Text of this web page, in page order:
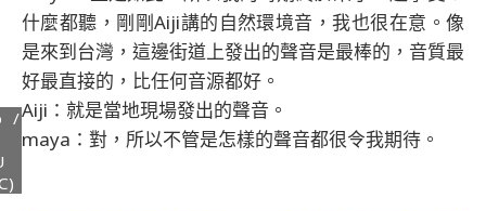
什麼都聽，剛剛Aiji講的自然環境音，我也很在意。像
是來到台灣，這邊街道上發出的聲音是最棒的，音質最
好最直接的，比任何音源都好。
Aiji：就是當地現場發出的聲音。
maya：對，所以不管是怎樣的聲音都很令我期待。
/